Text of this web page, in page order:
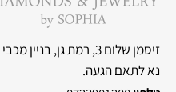
זיסמן שלום 3, רמת גן, בניין מכבי
נא לתאם הגעה.